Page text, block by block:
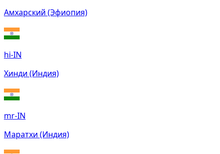
Амхарский (Эфиопия)
hi-IN
Хинди (Индия)
mr-IN
Маратхи (Индия)